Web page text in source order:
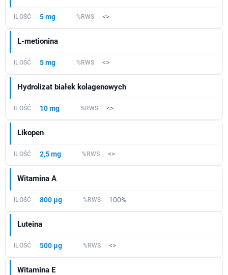
5 mg <>
L-metionina
5 mg <>
Hydrolizat białek kolagenowych
10 mg <>
Likopen
2,5 mg <>
Witamina A
800 µg 100%
Luteina
500 µg <>
Witamina E